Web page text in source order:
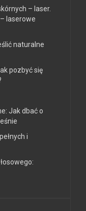
– laser.
laserowe
naturalne
pozbyć się
Jak dbać o
i